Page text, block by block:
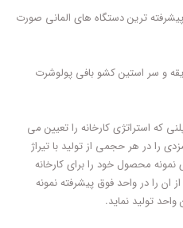
ترین دستگاه های المانی صورت
یقه و سر استین کشو بافی پولوشرت
که استراتژی کارخانه را تعیین می
را در هر حجمی از تولید با تیراژ
محصول خود را برای کارخانه
ان را در واحد فوق پیشرفته نمونه
تولید نماید.